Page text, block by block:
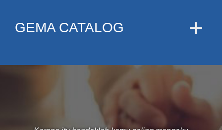
GEMA CATALOG